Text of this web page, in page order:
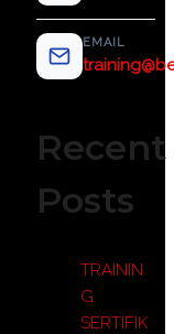
EMAIL
Recent
Posts
TRAININ
G
SERTIFIK